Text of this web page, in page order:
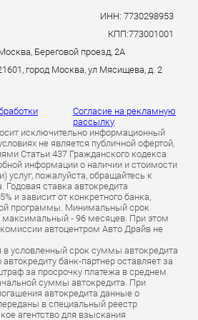
ИНН: 7730298953
КПП:773001001
Береговой проезд, 2А
город Москва, ул Мясищева, д. 2
Согласие на рекламную
рассылку
исключительно информационный
не является публичной офертой,
Статьи 437 Гражданского кодекса
информации о наличии и стоимости
услуг, пожалуйста, обращайтесь к
ставка автокредита
и зависит от конкретного банка,
программы. Минимальный срок
максимальный - 96 месяцев. При этом
автоцентром Авто Драйв не
в условленный срок суммы автокредита
банк-партнер оставляет за
за просрочку платежа в среднем
суммы автокредита. При
автокредита данные о
в специальный реестр
агентство для взыскания